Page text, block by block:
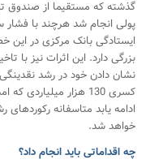
گذشته که مستقیما از صندوق
پولی انجام شد هرچند با فشار
ایستادگی بانک مرکزی در
نشان دادن خود در رشد
کسری 130 هزار
ادامه یابد متاسفانه
خواهد شد.
چه اقداماتی باید انجام داد؟